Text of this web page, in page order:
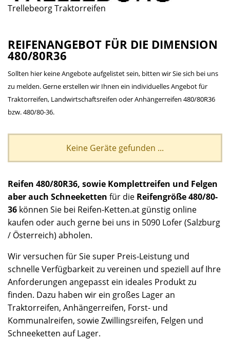
Trellebeorg Traktorreifen
REIFENANGEBOT FÜR DIE DIMENSION
480/80R36
Sollten hier keine Angebote aufgelistet sein, bitten wir Sie sich bei uns
zu melden. Gerne erstellen wir Ihnen ein individuelles Angebot für
Traktorreifen, Landwirtschaftsreifen oder Anhängerreifen 480/80R36
bzw. 480/80-36.
Keine Geräte gefunden ...
Reifen 480/80R36, sowie Komplettreifen und Felgen
aber auch Schneeketten für die Reifengröße 480/80-
36 können Sie bei Reifen-Ketten.at günstig online
kaufen oder auch gerne bei uns in 5090 Lofer (Salzburg
/ Österreich) abholen.
Wir versuchen für Sie super Preis-Leistung und
schnelle Verfügbarkeit zu vereinen und speziell auf Ihre
Anforderungen angepasst ein ideales Produkt zu
finden. Dazu haben wir ein großes Lager an
Traktorreifen, Anhängerreifen, Forst- und
Kommunalreifen, sowie Zwillingsreifen, Felgen und
Schneeketten auf Lager.